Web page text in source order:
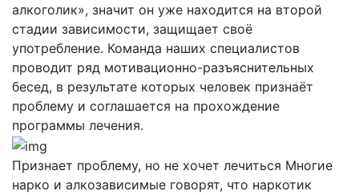
алкоголик», значит он уже находится на второй
стадии зависимости, защищает своё
употребление. Команда наших специалистов
проводит ряд мотивационно-разъяснительных
бесед, в результате которых человек признаёт
проблему и соглашается на прохождение
программы лечения.
Признает проблему, но не хочет лечиться Многие
нарко и алкозависимые говорят, что наркотик